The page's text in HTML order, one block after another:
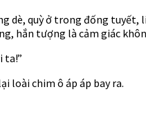
dè, quỳ ở trong đống tuyết,
hắn tượng là cảm giác
ta!”
loài chim ô áp áp bay ra.